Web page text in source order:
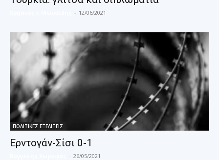
- 12/06/2021
ΠΟΛΙΤΙΚΕΣ ΕΞΕΛΙΞΕΙΣ
Ερντογάν-Σίσι 0-1
- 26/05/2021